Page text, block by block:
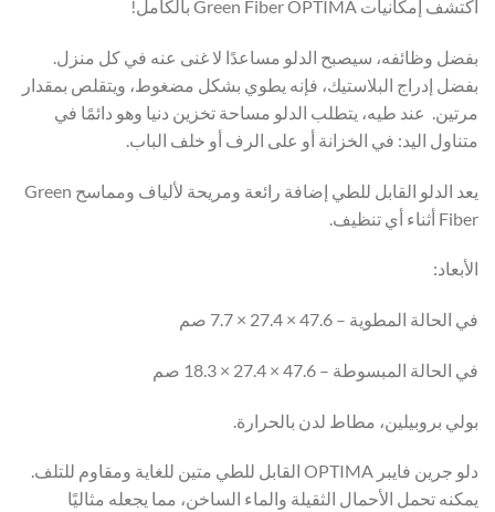
اكتشف إمكانيات Green Fiber OPTIMA بالكامل!
بفضل وظائفه، سيصبح الدلو مساعدًا لا غنى عنه في كل منزل.
بفضل إدراج البلاستيك، فإنه يطوي بشكل مضغوط، ويتقلص بمقدار
مرتين. عند طيه، يتطلب الدلو مساحة تخزين دنيا وهو دائمًا في
متناول اليد: في الخزانة أو على الرف أو خلف الباب.
يعد الدلو القابل للطي إضافة رائعة ومريحة لألياف ومماسح Green
Fiber أثناء أي تنظيف.
الأبعاد:
في الحالة المطوية – 47.6 × 27.4 × 7.7 صم
في الحالة المبسوطة – 47.6 × 27.4 × 18.3 صم
بولي بروبيلين، مطاط لدن بالحرارة.
دلو جرين فايبر OPTIMA القابل للطي متين للغاية ومقاوم للتلف.
يمكنه تحمل الأحمال الثقيلة والماء الساخن، مما يجعله مثاليًا